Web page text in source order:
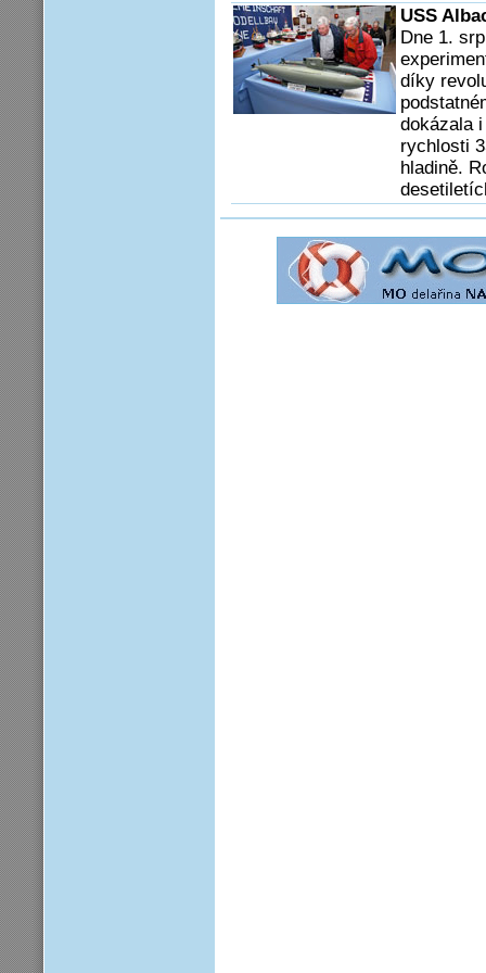
USS
Dne 1.
díky
dokázala
rychlosti
hladině.